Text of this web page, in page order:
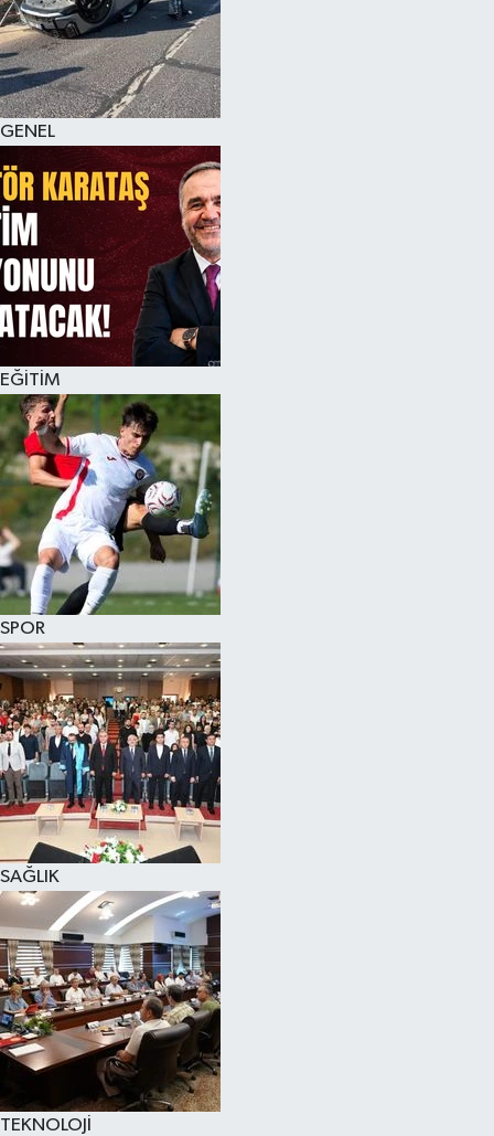
GENEL
EĞİTİM
SPOR
SAĞLIK
TEKNOLOJİ
KÜLTÜR SANAT
MAGAZİN
SAĞLIK
SİYASET
SPOR
TEKNOLOJİ
VİZYONDAKİLER
YAŞAM